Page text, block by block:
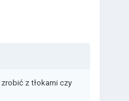
z tłokami czy